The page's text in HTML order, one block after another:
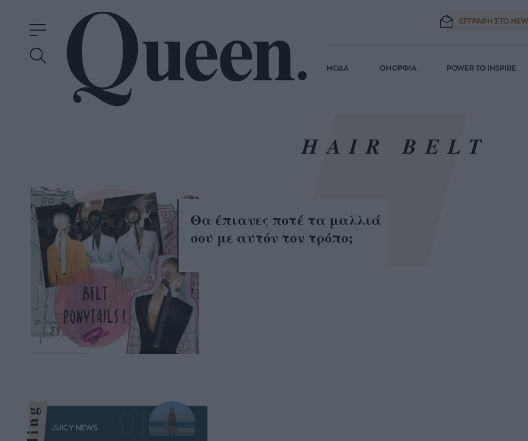
ΕΓΓΡΑΦΗ ΣΤΟ
ΜΟΔΑ ΟΜΟΡΦΙΑ POWER TO INSPIRE
HAIR BELT
Θα έπιανες ποτέ τα μαλλιά
σου με αυτόν τον τρόπο;
JUICY NEWS